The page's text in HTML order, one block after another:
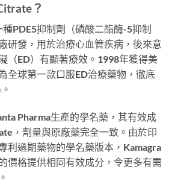
？
PDE5抑制劑（磷酸二酯酶-5抑制
研發，用於治療心血管疾病，後來意
（ED）有顯著療效。1998年獲得美
全球第一款口服ED治療藥物，徹底
Pharma生產的學名藥，其有效成
，劑量與原廠藥完全一致。由於印
利過期藥物的學名藥版本，Kamagra
價格提供相同有效成分，令更多有需